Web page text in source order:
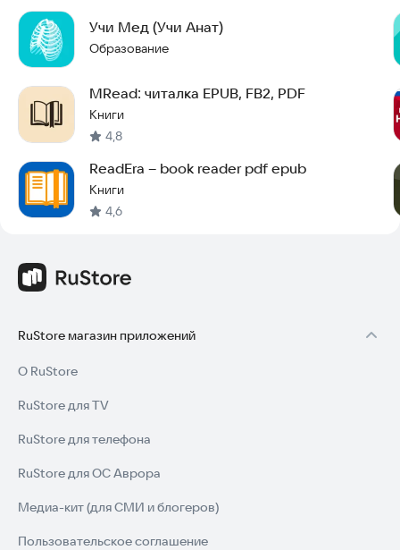
Учи Мед (Учи Анат)
Образование
MRead: читалка EPUB, FB2, PDF
Книги
4,8
ReadEra – book reader pdf epub
Книги
4,6
RuStore магазин приложений
О RuStore
RuStore для TV
RuStore для телефона
RuStore для ОС Аврора
Медиа-кит (для СМИ и блогеров)
Пользовательское соглашение